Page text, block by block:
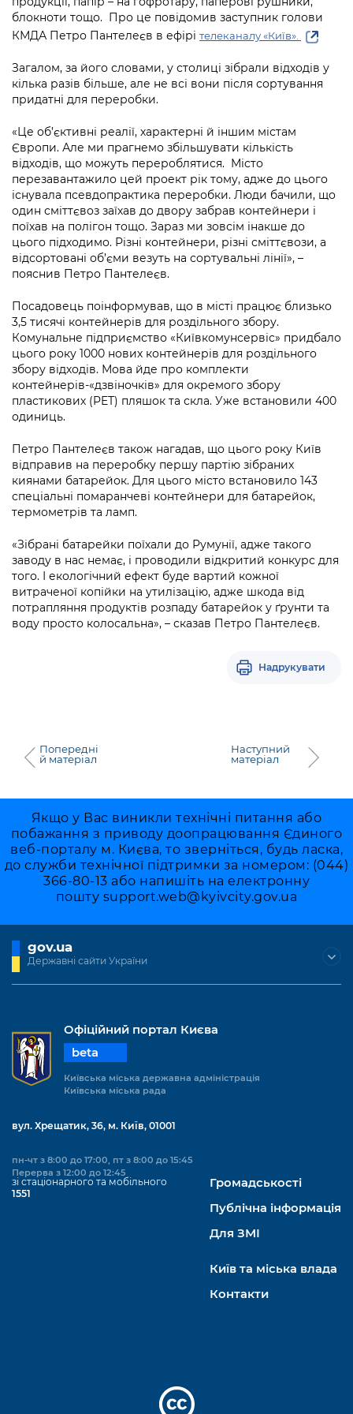
Підприємства, установи, організації
Kyiv International Relations
Річні звіти
Гендерна політика
Безбар'єрність
Київська міська військова адміністрація
Портал Захисників та Захисниць
Портал послуг
Міський застосунок Київ Цифровий
Важливе під час воєнного стану
Уряд» – місцевий рівень»
Важливе під час воєнного стану
Про відкриті дані
Публічні дашборди
блокноти тощо. Про це повідомив заступник голови
КМДА Петро Пантелеєв в ефірі телеканалу «Київ».
Загалом, за його словами, у столиці зібрали відходів у
кілька разів більше, але не всі вони після сортування
придатні для переробки.
«Це об’єктивні реалії, характерні й іншим містам
Європи. Але ми прагнемо збільшувати кількість
відходів, що можуть перероблятися. Місто
перезавантажило цей проект рік тому, адже до цього
існувала псевдопрактика переробки. Люди бачили, що
один сміттєвоз заїхав до двору забрав контейнери і
поїхав на полігон тощо. Зараз ми зовсім інакше до
цього підходимо. Різні контейнери, різні сміттєвози, а
відсортовані об’єми везуть на сортувальні лінії», –
пояснив Петро Пантелеєв.
Посадовець поінформував, що в місті працює близько
3,5 тисячі контейнерів для роздільного збору.
Комунальне підприємство «Київкомунсервіс» придбало
цього року 1000 нових контейнерів для роздільного
збору відходів. Мова йде про комплекти
контейнерів-«дзвіночків» для окремого збору
пластикових (PET) пляшок та скла. Уже встановили 400
одиниць.
Петро Пантелеєв також нагадав, що цього року Київ
відправив на переробку першу партію зібраних
киянами батарейок. Для цього місто встановило 143
спеціальні помаранчеві контейнери для батарейок,
термометрів та ламп.
«Зібрані батарейки поїхали до Румунії, адже такого
заводу в нас немає, і проводили відкритий конкурс для
того. І екологічний ефект буде вартий кожної
витраченої копійки на утилізацію, адже шкода від
потрапляння продуктів розпаду батарейок у ґрунти та
воду просто колосальна», – сказав Петро Пантелеєв.
Надрукувати
Попередні
й матеріал
Наступний
матеріал
Якщо у Вас виникли технічні питання або
побажання з приводу доопрацювання Єдиного
веб-порталу м. Києва, то зверніться, будь ласка,
до служби технічної підтримки за номером: (044)
366-80-13 або напишіть на електронну
пошту support.web@kyivcity.gov.ua
gov.ua
Державні сайти України
Офіційний портал Києва
beta
Київська міська державна адміністрація
Київська міська рада
вул. Хрещатик, 36, м. Київ, 01001
пн-чт з 8:00 до 17:00, пт з 8:00 до 15:45
Перерва з 12:00 до 12:45
зі стаціонарного та мобільного
1551
Громадськості
Публічна інформація
Для ЗМІ
Київ та міська влада
Контакти